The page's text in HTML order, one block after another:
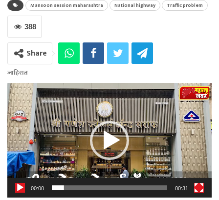
Mansoon session maharashtra National highway Traffic problem
388
Share
जाहिरात
Video
Player
00:00 00:31